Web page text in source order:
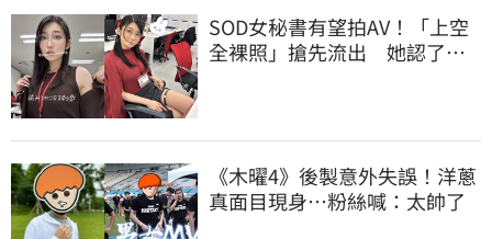
SOD女秘書有望拍AV！「上空
全裸照」搶先流出 她認了：
《木曜4》後製意外失誤！洋蔥
真面目現身…粉絲喊：太帥了